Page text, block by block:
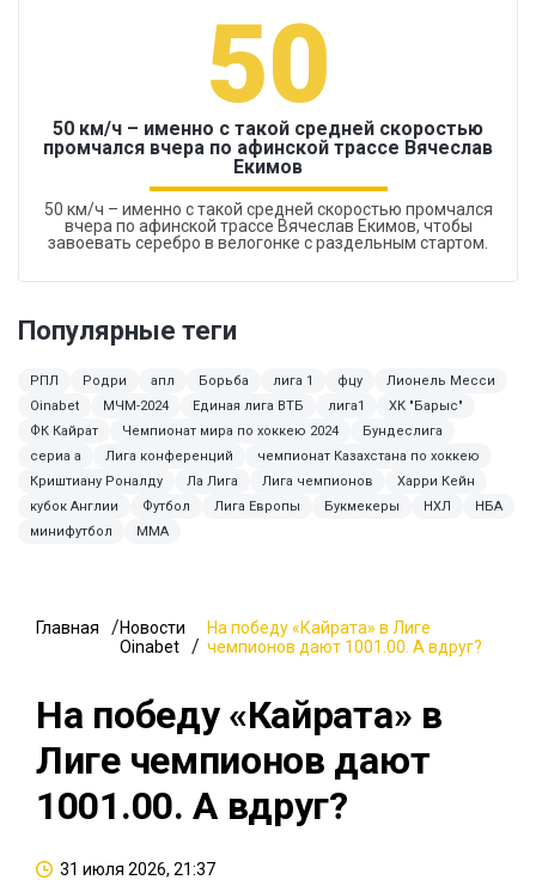
50
50 км/ч – именно с такой средней скоростью
промчался вчера по афинской трассе Вячеслав
Екимов
50 км/ч – именно с такой средней скоростью промчался
вчера по афинской трассе Вячеслав Екимов, чтобы
завоевать серебро в велогонке с раздельным стартом.
Популярные теги
РПЛ Родри апл Борьба лига 1 фцу
Лионель Месси
Oinabet
МЧМ-2024 Единая лига ВТБ лига1
ХК "Барыс"
ФК Кайрат
Чемпионат мира по хоккею 2024
Бундеслига
сериа а
Лига конференций
чемпионат Казахстана по хоккею
Криштиану Роналду
Ла Лига Лига чемпионов
Харри Кейн
кубок Англии
Футбол Лига Европы Букмекеры НХЛ
НБА
минифутбол
ММА
Главная
Новости
Oinabet
На победу «Кайрата» в Лиге
чемпионов дают 1001.00. А вдруг?
На победу «Кайрата» в
Лиге чемпионов дают
1001.00. А вдруг?
31 июля 2026, 21:37